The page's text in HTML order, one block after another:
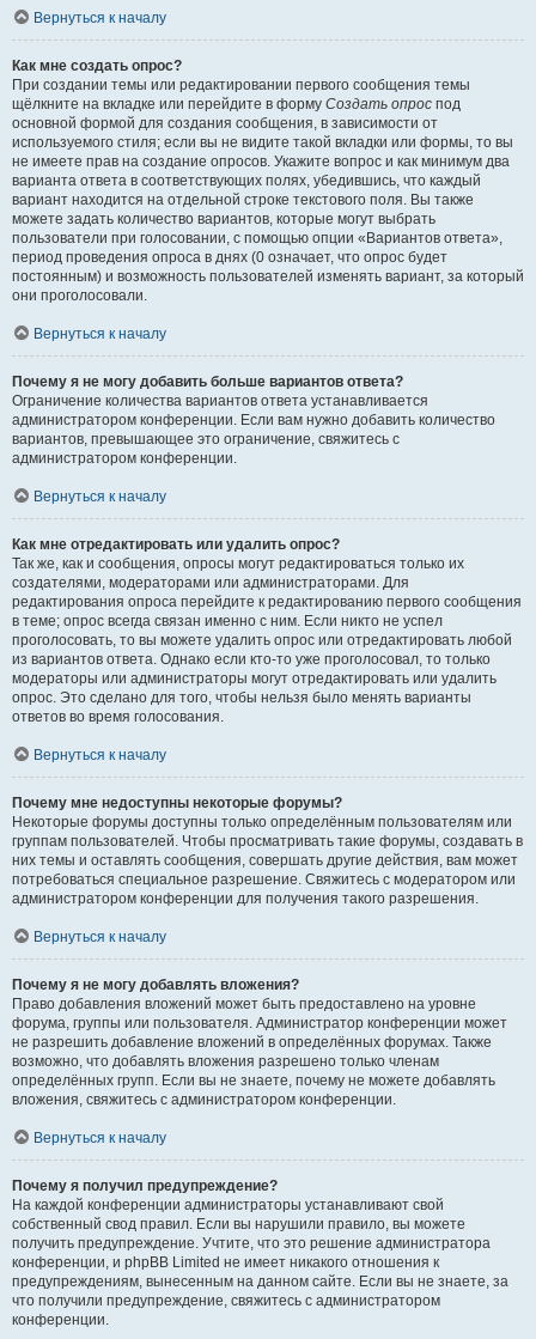
Вернуться к началу
Как мне создать опрос?
При создании темы или редактировании первого сообщения темы
щёлкните на вкладке или перейдите в форму Создать опрос под
основной формой для создания сообщения, в зависимости от
используемого стиля; если вы не видите такой вкладки или формы, то вы
не имеете прав на создание опросов. Укажите вопрос и как минимум два
варианта ответа в соответствующих полях, убедившись, что каждый
вариант находится на отдельной строке текстового поля. Вы также
можете задать количество вариантов, которые могут выбрать
пользователи при голосовании, с помощью опции «Вариантов ответа»,
период проведения опроса в днях (0 означает, что опрос будет
постоянным) и возможность пользователей изменять вариант, за который
они проголосовали.
Вернуться к началу
Почему я не могу добавить больше вариантов ответа?
Ограничение количества вариантов ответа устанавливается
администратором конференции. Если вам нужно добавить количество
вариантов, превышающее это ограничение, свяжитесь с
администратором конференции.
Вернуться к началу
Как мне отредактировать или удалить опрос?
Так же, как и сообщения, опросы могут редактироваться только их
создателями, модераторами или администраторами. Для
редактирования опроса перейдите к редактированию первого сообщения
в теме; опрос всегда связан именно с ним. Если никто не успел
проголосовать, то вы можете удалить опрос или отредактировать любой
из вариантов ответа. Однако если кто-то уже проголосовал, то только
модераторы или администраторы могут отредактировать или удалить
опрос. Это сделано для того, чтобы нельзя было менять варианты
ответов во время голосования.
Вернуться к началу
Почему мне недоступны некоторые форумы?
Некоторые форумы доступны только определённым пользователям или
группам пользователей. Чтобы просматривать такие форумы, создавать в
них темы и оставлять сообщения, совершать другие действия, вам может
потребоваться специальное разрешение. Свяжитесь с модератором или
администратором конференции для получения такого разрешения.
Вернуться к началу
Почему я не могу добавлять вложения?
Право добавления вложений может быть предоставлено на уровне
форума, группы или пользователя. Администратор конференции может
не разрешить добавление вложений в определённых форумах. Также
возможно, что добавлять вложения разрешено только членам
определённых групп. Если вы не знаете, почему не можете добавлять
вложения, свяжитесь с администратором конференции.
Вернуться к началу
Почему я получил предупреждение?
На каждой конференции администраторы устанавливают свой
собственный свод правил. Если вы нарушили правило, вы можете
получить предупреждение. Учтите, что это решение администратора
конференции, и phpBB Limited не имеет никакого отношения к
предупреждениям, вынесенным на данном сайте. Если вы не знаете, за
что получили предупреждение, свяжитесь с администратором
конференции.